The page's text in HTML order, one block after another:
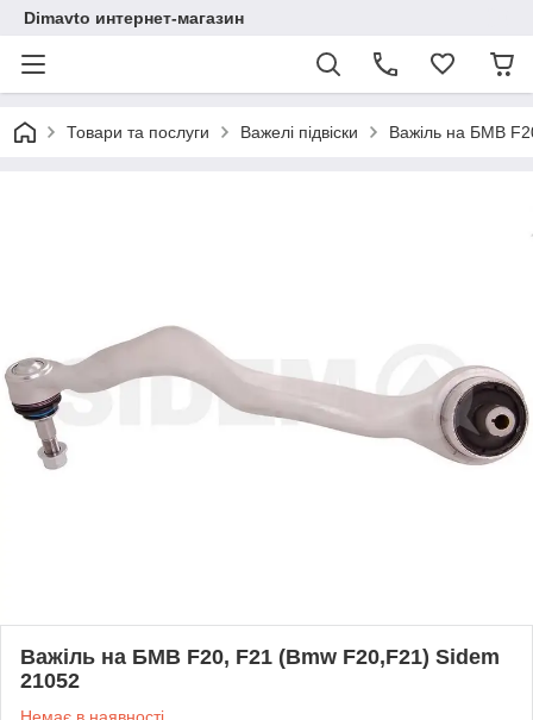
Dimavto интернет-магазин
Товари та послуги Важелі підвіски Важіль на БМВ
Важіль на БМВ F20, F21 (Bmw F20,F21) Sidem
21052
Немає в наявності